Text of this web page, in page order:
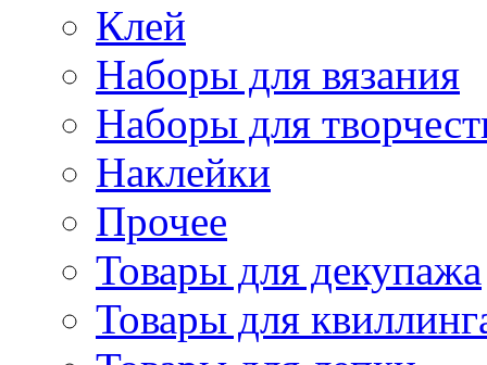
Клей
Наборы для вязания
Наборы для
Наклейки
Прочее
Товары для декупажа
Товары для